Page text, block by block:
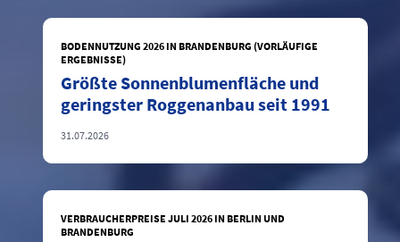
BODENNUTZUNG 2026 IN BRANDENBURG (VORLÄUFIGE
ERGEBNISSE)
Größte Sonnenblumenfläche und
geringster Roggenanbau seit 1991
31.07.2026
VERBRAUCHERPREISE JULI 2026 IN BERLIN UND
BRANDENBURG